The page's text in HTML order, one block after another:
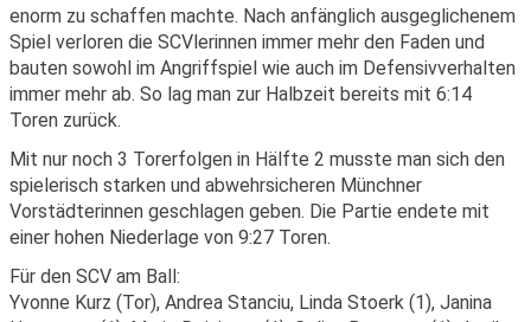
enorm zu schaffen machte. Nach anfänglich ausgeglichenem
Spiel verloren die SCVlerinnen immer mehr den Faden und
bauten sowohl im Angriffspiel wie auch im Defensivverhalten
immer mehr ab. So lag man zur Halbzeit bereits mit 6:14
Toren zurück.
Mit nur noch 3 Torerfolgen in Hälfte 2 musste man sich den
spielerisch starken und abwehrsicheren Münchner
Vorstädterinnen geschlagen geben. Die Partie endete mit
einer hohen Niederlage von 9:27 Toren.
Für den SCV am Ball:
Yvonne Kurz (Tor), Andrea Stanciu, Linda Stoerk (1), Janina